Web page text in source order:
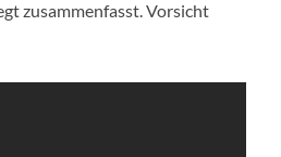
zusammenfasst. Vorsicht